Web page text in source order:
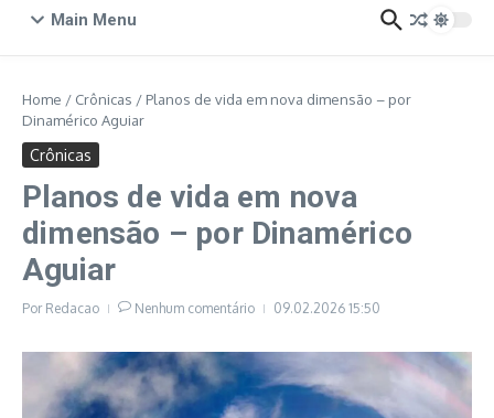
Main Menu
Home / Crônicas / Planos de vida em nova dimensão – por
Dinamérico Aguiar
Crônicas
Planos de vida em nova
dimensão – por Dinamérico
Aguiar
Por Redacao Nenhum comentário 09.02.2026 15:50